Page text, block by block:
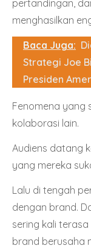
pertandingan,
menghasilkan
Baca Juga:
Strategi Joe
Presiden
Fenomena yang
kolaborasi lain.
Audiens datang
yang mereka
Lalu di tengah
dengan brand.
sering kali
brand berusaha